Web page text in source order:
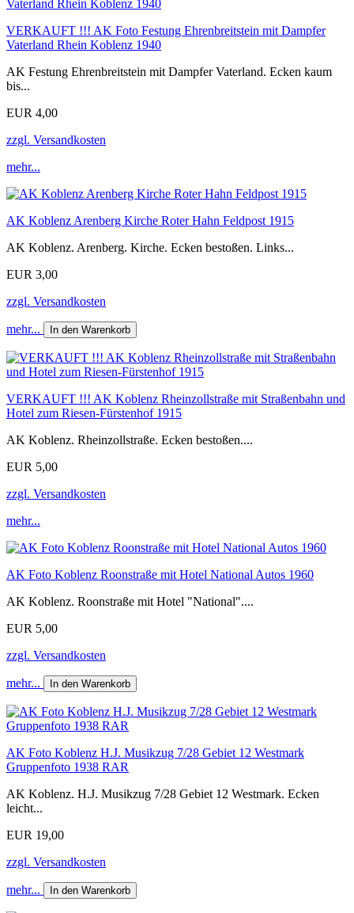
VERKAUFT !!! AK Foto Festung Ehrenbreitstein mit Dampfer
Vaterland Rhein Koblenz 1940
AK Festung Ehrenbreitstein mit Dampfer Vaterland. Ecken kaum
bis...
EUR 4,00
zzgl. Versandkosten
mehr...
AK Koblenz Arenberg Kirche Roter Hahn Feldpost 1915
AK Koblenz. Arenberg. Kirche. Ecken bestoßen. Links...
EUR 3,00
zzgl. Versandkosten
mehr... In den Warenkorb
VERKAUFT !!! AK Koblenz Rheinzollstraße mit Straßenbahn und
Hotel zum Riesen-Fürstenhof 1915
AK Koblenz. Rheinzollstraße. Ecken bestoßen....
EUR 5,00
zzgl. Versandkosten
mehr...
AK Foto Koblenz Roonstraße mit Hotel National Autos 1960
AK Koblenz. Roonstraße mit Hotel "National"....
EUR 5,00
zzgl. Versandkosten
mehr... In den Warenkorb
AK Foto Koblenz H.J. Musikzug 7/28 Gebiet 12 Westmark
Gruppenfoto 1938 RAR
AK Koblenz. H.J. Musikzug 7/28 Gebiet 12 Westmark. Ecken
leicht...
EUR 19,00
zzgl. Versandkosten
mehr... In den Warenkorb